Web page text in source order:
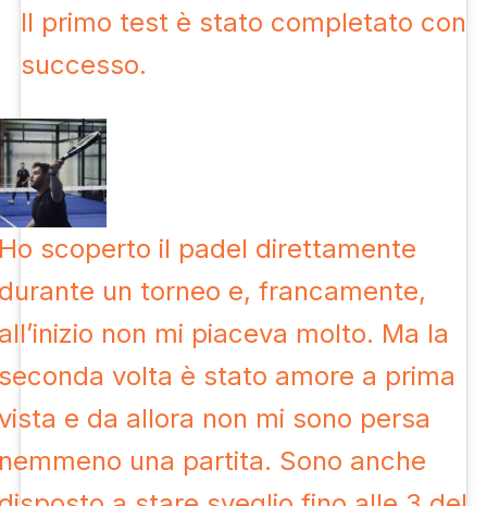
Il primo test è stato completato con
successo.
scoperto il padel direttamente
un torneo e, francamente,
non mi piaceva molto. Ma la
volta è stato amore a prima
e da allora non mi sono persa
una partita. Sono anche